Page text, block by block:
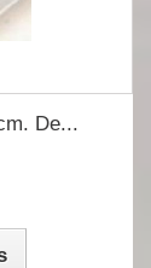
De...